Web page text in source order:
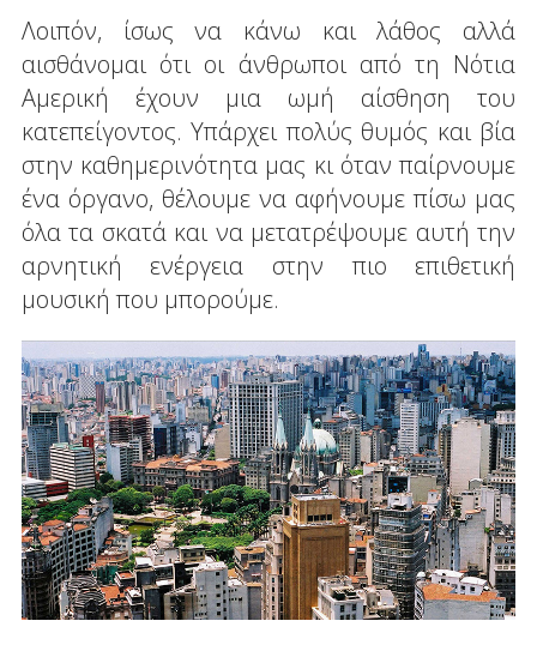
Λοιπόν, ίσως να κάνω και λάθος αλλά
αισθάνομαι ότι οι άνθρωποι από τη Νότια
Αμερική έχουν μια ωμή αίσθηση του
κατεπείγοντος. Υπάρχει πολύς θυμός και βία
στην καθημερινότητα μας κι όταν παίρνουμε
ένα όργανο, θέλουμε να αφήνουμε πίσω μας
όλα τα σκατά και να μετατρέψουμε αυτή την
αρνητική ενέργεια στην πιο επιθετική
μουσική που μπορούμε.